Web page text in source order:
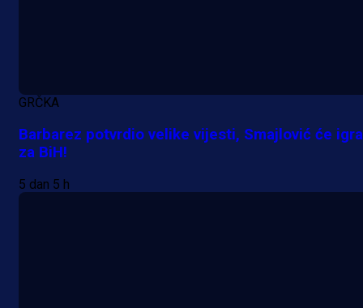
GRČKA
Barbarez potvrdio velike vijesti, Smajlović će
za BiH!
5 dan 5 h